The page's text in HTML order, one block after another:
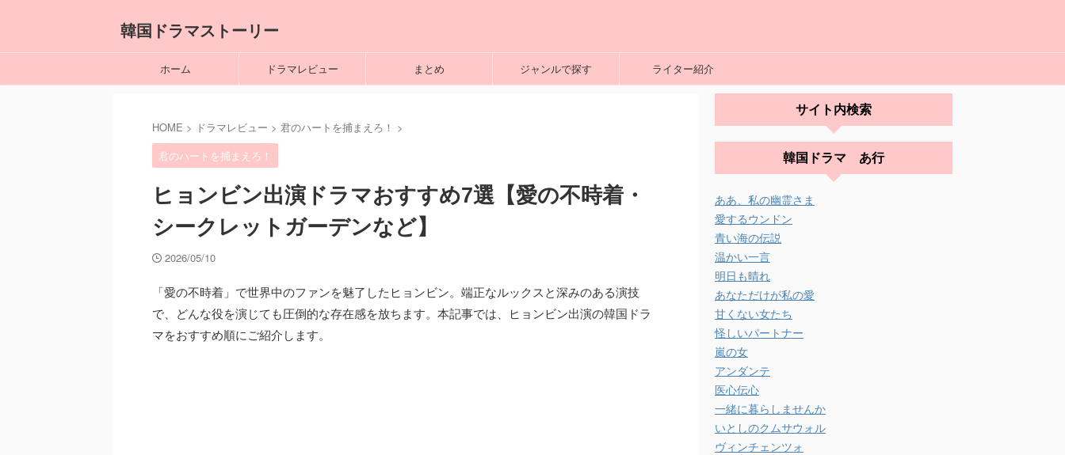
韓国ドラマストーリー
ホーム ドラマレビュー まとめ ジャンルで探す ライター紹介
HOME > ドラマレビュー > 君のハートを捕まえろ！ >
君のハートを捕まえろ！
ヒョンビン出演ドラマおすすめ7選【愛の不時着・
シークレットガーデンなど】
2026/05/10
「愛の不時着」で世界中のファンを魅了したヒョンビン。端正なルックスと深みのある演技
で、どんな役を演じても圧倒的な存在感を放ちます。本記事では、ヒョンビン出演の韓国ドラ
マをおすすめ順にご紹介します。
サイト内検索
韓国ドラマ あ行
ああ、私の幽霊さま
愛するウンドン
青い海の伝説
温かい一言
明日も晴れ
あなただけが私の愛
甘くない女たち
怪しいパートナー
嵐の女
アンダンテ
医心伝心
一緒に暮らしませんか
いとしのクムサウォル
ヴィンチェンツォ